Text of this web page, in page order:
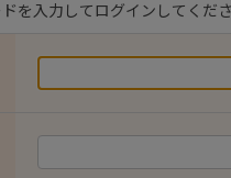
を入力してログインしてくださ